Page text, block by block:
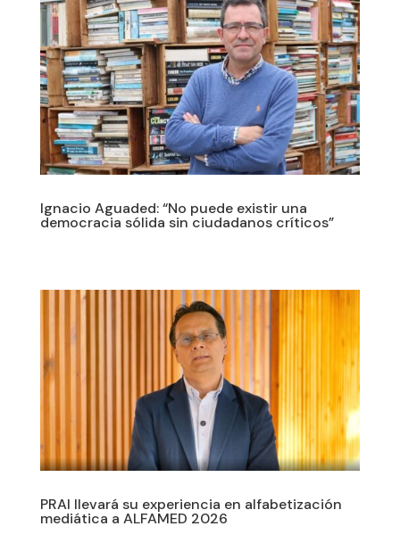
Ignacio Aguaded: “No puede existir una
democracia sólida sin ciudadanos críticos”
PRAI llevará su experiencia en alfabetización
mediática a ALFAMED 2026